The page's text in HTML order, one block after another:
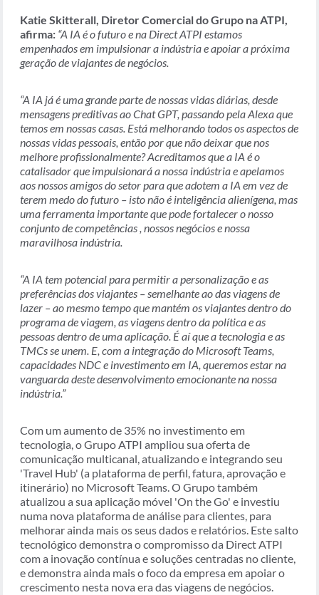
Katie Skitterall, Diretor Comercial do Grupo na ATPI,
afirma: “A IA é o futuro e na Direct ATPI estamos
empenhados em impulsionar a indústria e apoiar a próxima
geração de viajantes de negócios.
“A IA já é uma grande parte de nossas vidas diárias, desde
mensagens preditivas ao Chat GPT, passando pela Alexa que
temos em nossas casas. Está melhorando todos os aspectos de
nossas vidas pessoais, então por que não deixar que nos
melhore profissionalmente? Acreditamos que a IA é o
catalisador que impulsionará a nossa indústria e apelamos
aos nossos amigos do setor para que adotem a IA em vez de
terem medo do futuro – isto não é inteligência alienígena, mas
uma ferramenta importante que pode fortalecer o nosso
conjunto de competências , nossos negócios e nossa
maravilhosa indústria.
“A IA tem potencial para permitir a personalização e as
preferências dos viajantes – semelhante ao das viagens de
lazer – ao mesmo tempo que mantém os viajantes dentro do
programa de viagem, as viagens dentro da política e as
pessoas dentro de uma aplicação. É aí que a tecnologia e as
TMCs se unem. E, com a integração do Microsoft Teams,
capacidades NDC e investimento em IA, queremos estar na
vanguarda deste desenvolvimento emocionante na nossa
indústria.”
Com um aumento de 35% no investimento em
tecnologia, o Grupo ATPI ampliou sua oferta de
comunicação multicanal, atualizando e integrando seu
'Travel Hub' (a plataforma de perfil, fatura, aprovação e
itinerário) no Microsoft Teams. O Grupo também
atualizou a sua aplicação móvel 'On the Go' e investiu
numa nova plataforma de análise para clientes, para
melhorar ainda mais os seus dados e relatórios. Este salto
tecnológico demonstra o compromisso da Direct ATPI
com a inovação contínua e soluções centradas no cliente,
e demonstra ainda mais o foco da empresa em apoiar o
crescimento nesta nova era das viagens de negócios.